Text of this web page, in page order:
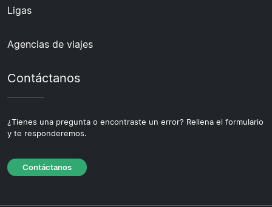
Ligas
Agencias de viajes
Contáctanos
¿Tienes una pregunta o encontraste un error? Rellena el formulario
y te responderemos.
Contáctanos